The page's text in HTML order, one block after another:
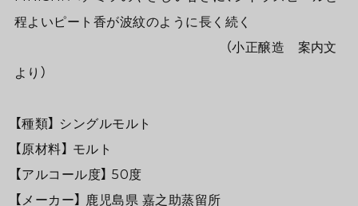
程よいピート香が波紋のように長く続く
（小正醸造 案内文
より）
【種類】 シングルモルト
【原材料】 モルト
【アルコール度】 50度
【メーカー】 鹿児島県 嘉之助蒸留所